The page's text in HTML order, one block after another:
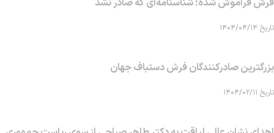
تاریخ ۱۴۰۴/۰۴/۱۴
بزرگترین صادرکنندگان فرش دستباف جهان
تاریخ ۱۴۰۴/۰۲/۱۱